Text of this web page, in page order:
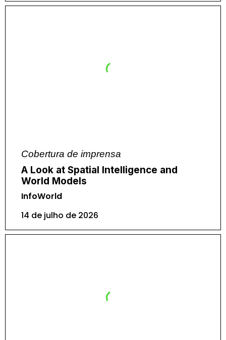
Cobertura de imprensa
A Look at Spatial Intelligence and
World Models
InfoWorld
14 de julho de 2026